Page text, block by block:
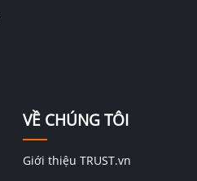
VỀ CHÚNG TÔI
Giới thiệu TRUST.vn